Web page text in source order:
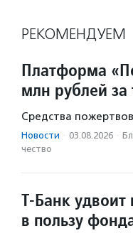
РЕКОМЕНДУЕМ
Платформа
млн рублей
Средства
Новости · 03.08.2026 ·
чест­во
Т-Банк
в пользу